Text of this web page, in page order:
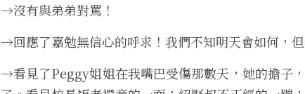
→沒有與弟弟對罵 ！
→回應了嘉勉無信心的呼求 ！ 我們不知明天會如何，
→看見了Peggy姐姐在我嘴巴受傷那數天，她的擔子，